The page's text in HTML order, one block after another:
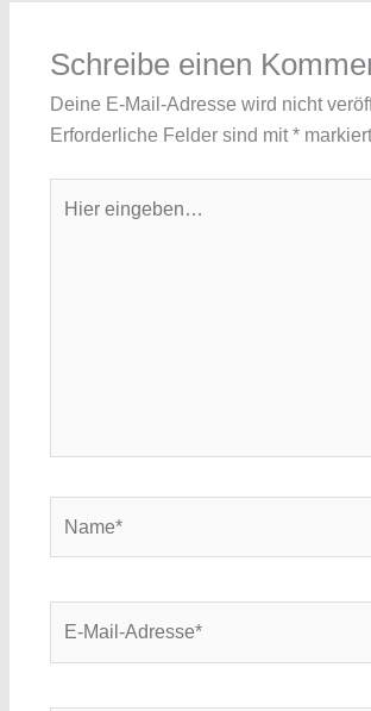
Schreibe einen
Deine E-Mail-Adresse wird nicht
Erforderliche Felder sind mit*markiert
eingeben…